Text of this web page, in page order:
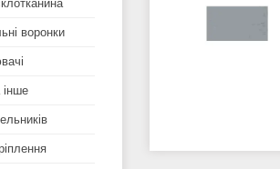
воронки
інше